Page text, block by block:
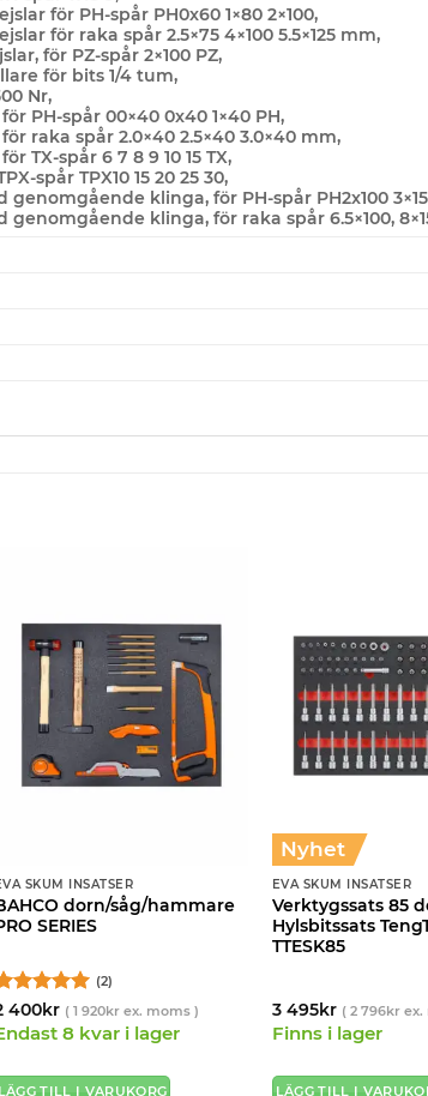
för PH-spår PH0x60 1×80 2×100,
för raka spår 2.5×75 4×100 5.5×125 mm,
för PZ-spår 2×100 PZ,
för bits 1/4 tum,
Nr,
PH-spår 00×40 0x40 1×40 PH,
raka spår 2.0×40 2.5×40 3.0×40 mm,
TX-spår 6 7 8 9 10 15 TX,
spår TPX10 15 20 25 30,
genomgående klinga, för PH-spår PH2x100
klinga, för raka spår 6.5×100,
SKUM INSATSER
dorn/såg/hammare
SERIES
5
5
(2)
400kr ( 1 920krex. moms )
8 kvar i lager
LÄGG TILL I VARUKORG
Nyhet
EVA SKUM INSATSER
Verktygssats 85
Hylsbitssats
TTESK85
3 495kr ( 2 796krex.
Finns i lager
LÄGG TILL I